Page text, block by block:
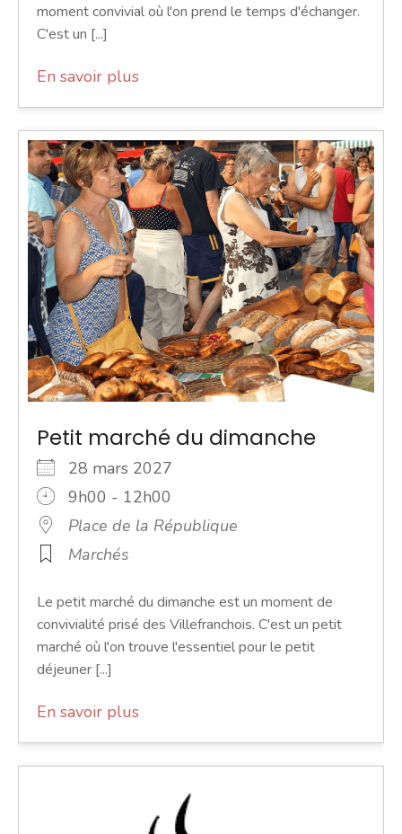
moment convivial où l'on prend le temps d'échanger.
C'est un [...]
En savoir plus
Petit marché du dimanche
28 mars 2027
9h00 - 12h00
Place de la République
Marchés
Le petit marché du dimanche est un moment de
convivialité prisé des Villefranchois. C'est un petit
marché où l'on trouve l'essentiel pour le petit
déjeuner [...]
En savoir plus